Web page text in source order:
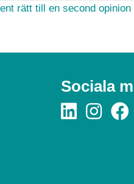
rätt till en second
Sociala